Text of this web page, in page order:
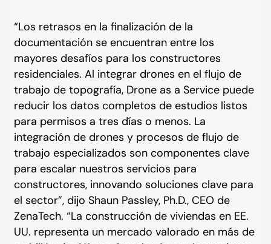
“Los retrasos en la finalización de la
documentación se encuentran entre los
mayores desafíos para los constructores
residenciales. Al integrar drones en el flujo de
trabajo de topografía, Drone as a Service puede
reducir los datos completos de estudios listos
para permisos a tres días o menos. La
integración de drones y procesos de flujo de
trabajo especializados son componentes clave
para escalar nuestros servicios para
constructores, innovando soluciones clave para
el sector”, dijo Shaun Passley, Ph.D., CEO de
ZenaTech. “La construcción de viviendas en EE.
UU. representa un mercado valorado en más de